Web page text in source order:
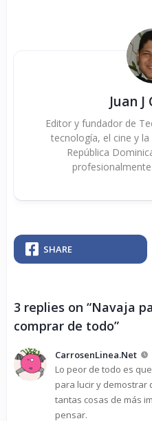
Juan J
Editor y fundador de
tecnología, el cine y
República
SHARE
3 replies on “Navaja
comprar de todo”
CarrosenLinea.Net
Lo peor de todo es
para lucir y demostrar
tantas cosas de más
pensar.